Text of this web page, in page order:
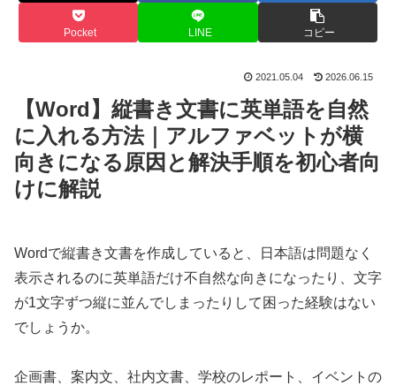
Pocket LINE コピー
2021.05.04 2026.06.15
【Word】縦書き文書に英単語を自然
に入れる方法｜アルファベットが横
向きになる原因と解決手順を初心者向
けに解説
Wordで縦書き文書を作成していると、日本語は問題なく
表示されるのに英単語だけ不自然な向きになったり、文字
が1文字ずつ縦に並んでしまったりして困った経験はない
でしょうか。
企画書、案内文、社内文書、学校のレポート、イベントの